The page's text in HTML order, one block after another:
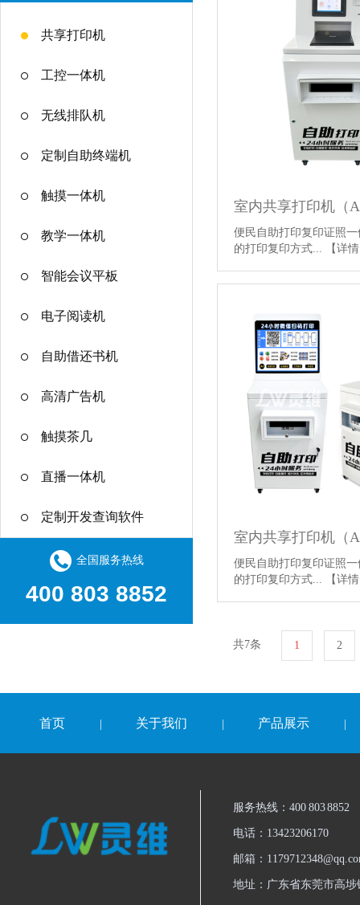
共享打印机
工控一体机
无线排队机
定制自助终端机
触摸一体机
教学一体机
智能会议平板
电子阅读机
自助借还书机
高清广告机
触摸茶几
直播一体机
定制开发查询软件
全国服务热线
400 803 8852
便民自助打印复印证照
的打印复印方式...
【详
便民自助打印复印证照
的打印复印方式...
【详
共7条 1 2
首页 关于我们 产品展示
服务热线：400 803 8852
电话：13423206170
邮箱：
地址：广东省东莞市高埗